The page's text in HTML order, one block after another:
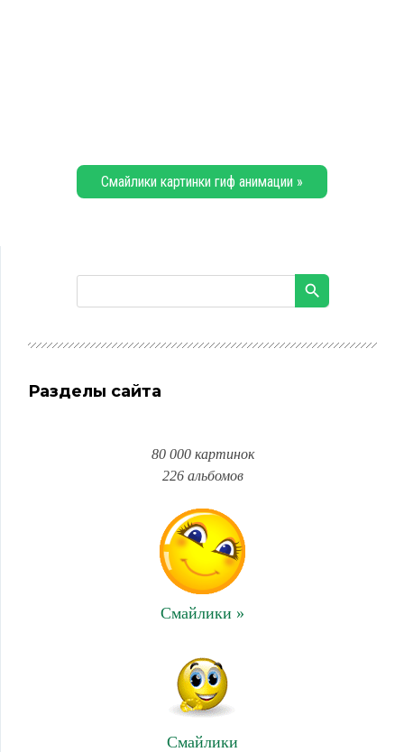
Смайлики картинки гиф анимации »
Разделы сайта
80 000 картинок
226 альбомов
Смайлики »
Смайлики